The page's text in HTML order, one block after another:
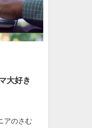
大好き
アのさむ